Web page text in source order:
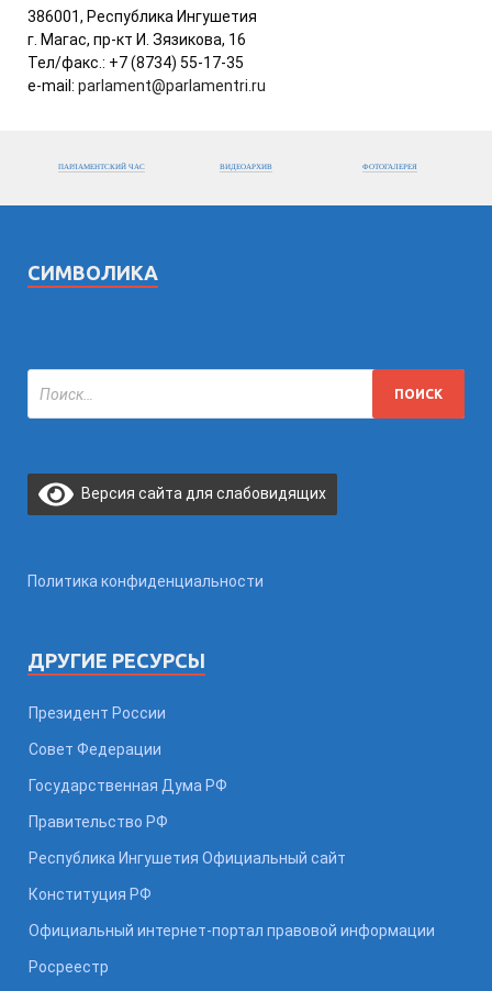
386001, Республика Ингушетия
г. Магас, пр-кт И. Зязикова, 16
Тел/факс.: +7 (8734) 55-17-35
e-mail: parlament@parlamentri.ru
ПАРЛАМЕНТСКИЙ ЧАС ВИДЕОАРХИВ ФОТОГАЛЕРЕЯ
СИМВОЛИКА
Версия сайта для слабовидящих
Политика конфиденциальности
ДРУГИЕ РЕСУРСЫ
Президент России
Совет Федерации
Государственная Дума РФ
Правительство РФ
Республика Ингушетия Официальный сайт
Конституция РФ
Официальный интернет-портал правовой информации
Росреестр